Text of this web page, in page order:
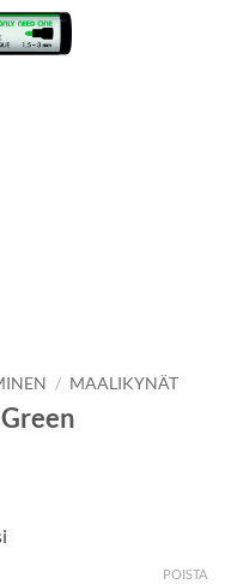
/ MAALIKYNÄT
POISTA